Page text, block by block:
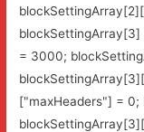
= 3000;
["maxHeaders"] =